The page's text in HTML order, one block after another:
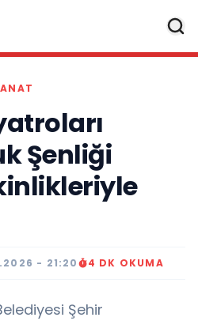
Şenliği
- 21:20 4 DK OKUMA
Şehir